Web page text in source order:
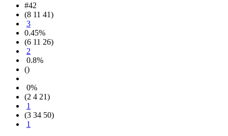
#42
(8 11 41)
3
0.45%
(6 11 26)
2
0.8%
()
0%
(2 4 21)
1
(3 34 50)
1